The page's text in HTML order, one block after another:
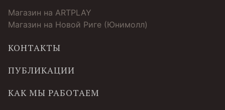
Магазин на ARTPLAY
Магазин на Новой Риге (Юнимолл)
КОНТАКТЫ
ПУБЛИКАЦИИ
КАК МЫ РАБОТАЕМ